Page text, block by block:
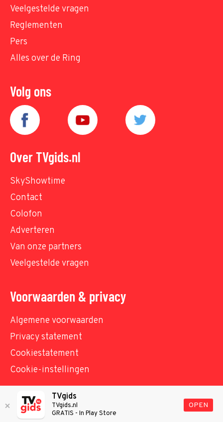
Veelgestelde vragen
Reglementen
Pers
Alles over de Ring
Volg ons
Over TVgids.nl
SkyShowtime
Contact
Colofon
Adverteren
Van onze partners
Veelgestelde vragen
Voorwaarden & privacy
Algemene voorwaarden
Privacy statement
Cookiestatement
Cookie-instellingen
© TVgids.nl 2026 - All rights reserved. No text and
datamining.
TVgids
TVgids.nl
GRATIS - In Play Store
OPEN